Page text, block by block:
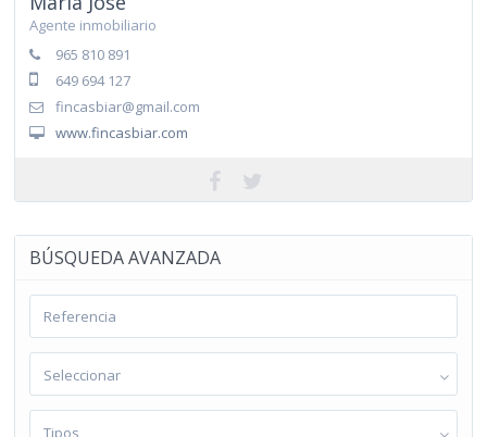
Agente inmobiliario
965 810 891
649 694 127
fincasbiar@gmail.com
www.fincasbiar.com
BÚSQUEDA AVANZADA
Seleccionar
Tipos